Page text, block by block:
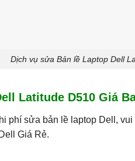
Dịch vụ sửa Bản lề Laptop Dell
Latitude D510 Giá
phí sửa bản lề laptop Dell,
Giá Rẻ.